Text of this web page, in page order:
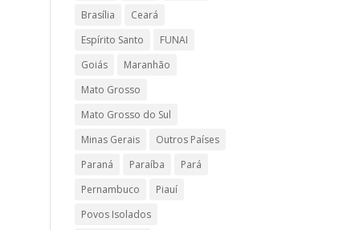
Brasília
Ceará
Espírito Santo
FUNAI
Goiás
Maranhão
Mato Grosso
Mato Grosso do Sul
Minas Gerais
Outros Países
Paraná
Paraíba
Pará
Pernambuco
Piauí
Povos Isolados